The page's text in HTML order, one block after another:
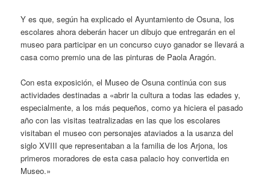
Y es que, según ha explicado el Ayuntamiento de Osuna, los
escolares ahora deberán hacer un dibujo que entregarán en el
museo para participar en un concurso cuyo ganador se llevará a
casa como premio una de las pinturas de Paola Aragón.
Con esta exposición, el Museo de Osuna continúa con sus
actividades destinadas a «abrir la cultura a todas las edades y,
especialmente, a los más pequeños, como ya hiciera el pasado
año con las visitas teatralizadas en las que los escolares
visitaban el museo con personajes ataviados a la usanza del
siglo XVIII que representaban a la familia de los Arjona, los
primeros moradores de esta casa palacio hoy convertida en
Museo.»